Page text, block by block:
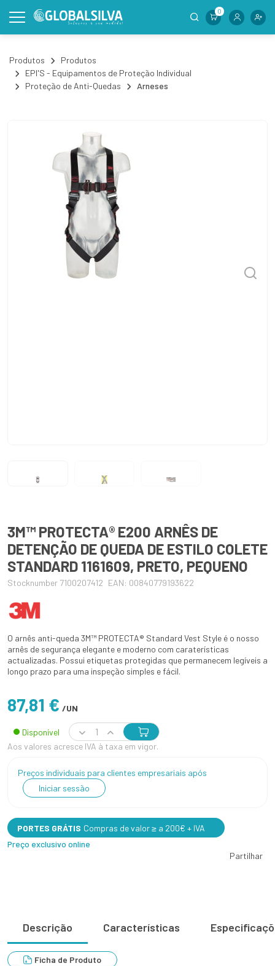
0
Produtos
Produtos
EPI'S - Equipamentos de Proteção Individual
Proteção de Anti-Quedas
Arneses
3M™ PROTECTA® E200 ARNÊS DE
DETENÇÃO DE QUEDA DE ESTILO COLETE
STANDARD 1161609, PRETO, PEQUENO
Stocknumber 7100207412 EAN: 00840779193622
O arnês anti-queda 3M™ PROTECTA® Standard Vest Style é o nosso
arnês de segurança elegante e moderno com caraterísticas
actualizadas. Possui etiquetas protegidas que permanecem legíveis a
longo prazo para uma inspeção simples e fácil.
87,81 € /UN
Disponível
Aos valores acresce IVA à taxa em vigor.
Preços individuais para clientes empresariais após
Iniciar sessão
PORTES GRÁTIS Compras de valor ≥ a 200€ + IVA
Preço exclusivo online
Partilhar
Descrição Características
Ficha de Produto